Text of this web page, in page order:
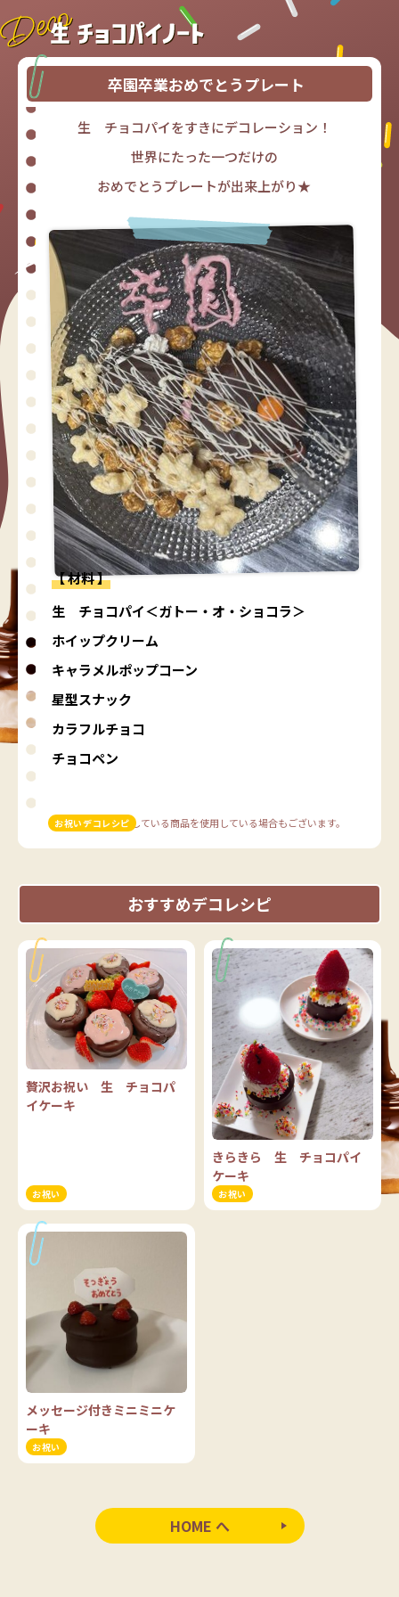
卒園卒業おめでとうプレート
生 チョコパイをすきにデコレーション！
世界にたった一つだけの
おめでとうプレートが出来上がり★
【 材料 】
生 チョコパイ＜ガトー・オ・ショコラ＞
ホイップクリーム
キャラメルポップコーン
星型スナック
カラフルチョコ
チョコペン
お祝いデコレシピ
※販売を終了している商品を使用している場合もございます。
おすすめデコレシピ
贅沢お祝い 生 チョコパ
イケーキ
お祝い
きらきら 生 チョコパイ
ケーキ
お祝い
メッセージ付きミニミニケ
ーキ
お祝い
HOME へ